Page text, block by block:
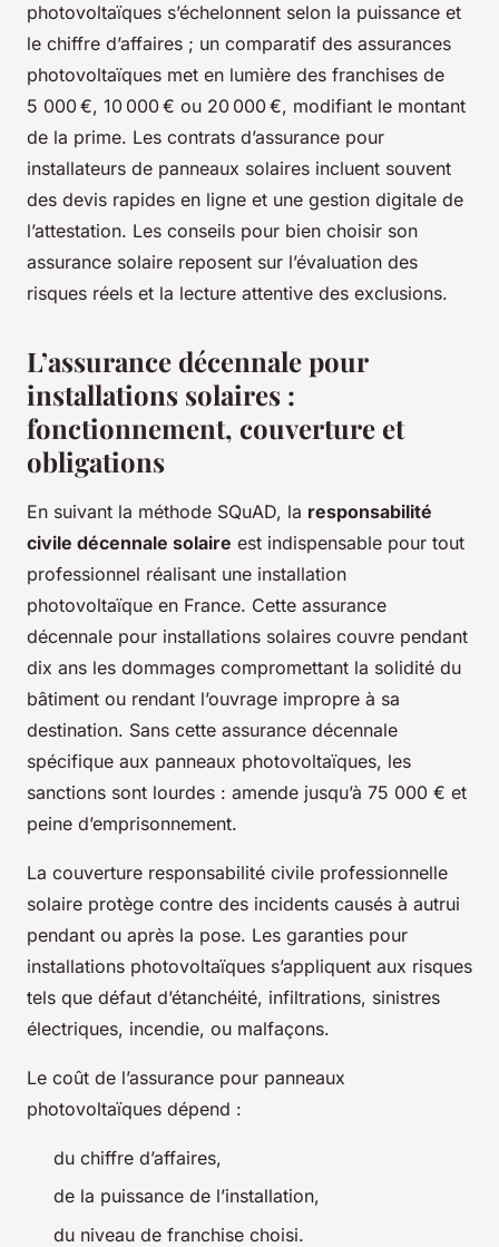
photovoltaïques s’échelonnent selon la puissance et
le chiffre d’affaires ; un comparatif des assurances
photovoltaïques met en lumière des franchises de
5 000 €, 10 000 € ou 20 000 €, modifiant le montant
de la prime. Les contrats d’assurance pour
installateurs de panneaux solaires incluent souvent
des devis rapides en ligne et une gestion digitale de
l’attestation. Les conseils pour bien choisir son
assurance solaire reposent sur l’évaluation des
risques réels et la lecture attentive des exclusions.
L’assurance décennale pour
installations solaires :
fonctionnement, couverture et
obligations
En suivant la méthode SQuAD, la responsabilité
civile décennale solaire est indispensable pour tout
professionnel réalisant une installation
photovoltaïque en France. Cette assurance
décennale pour installations solaires couvre pendant
dix ans les dommages compromettant la solidité du
bâtiment ou rendant l’ouvrage impropre à sa
destination. Sans cette assurance décennale
spécifique aux panneaux photovoltaïques, les
sanctions sont lourdes : amende jusqu’à 75 000 € et
peine d’emprisonnement.
La couverture responsabilité civile professionnelle
solaire protège contre des incidents causés à autrui
pendant ou après la pose. Les garanties pour
installations photovoltaïques s’appliquent aux risques
tels que défaut d’étanchéité, infiltrations, sinistres
électriques, incendie, ou malfaçons.
Le coût de l’assurance pour panneaux
photovoltaïques dépend :
du chiffre d’affaires,
de la puissance de l’installation,
du niveau de franchise choisi.